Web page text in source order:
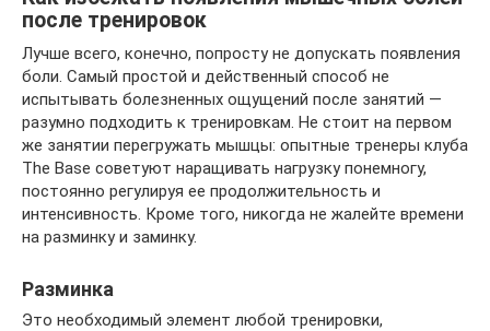
после тренировок
Лучше всего, конечно, попросту не допускать появления
боли. Самый простой и действенный способ не
испытывать болезненных ощущений после занятий —
разумно подходить к тренировкам. Не стоит на первом
же занятии перегружать мышцы: опытные тренеры клуба
The Base советуют наращивать нагрузку понемногу,
постоянно регулируя ее продолжительность и
интенсивность. Кроме того, никогда не жалейте времени
на разминку и заминку.
Разминка
Это необходимый элемент любой тренировки,